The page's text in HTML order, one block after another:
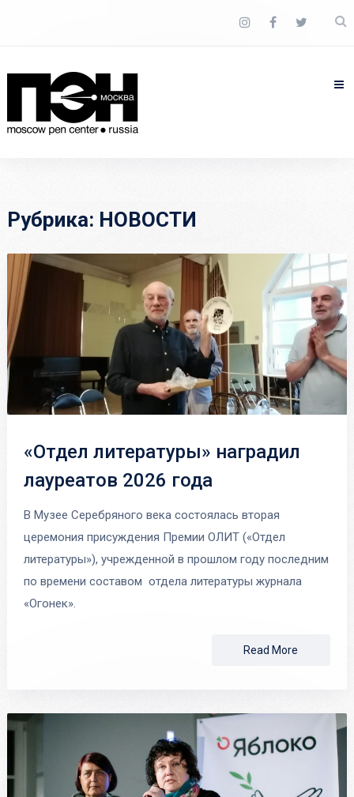
Рубрика: НОВОСТИ
«Отдел литературы» наградил
лауреатов 2026 года
В Музее Серебряного века состоялась вторая
церемония присуждения Премии ОЛИТ («Отдел
литературы»), учрежденной в прошлом году последним
по времени составом отдела литературы журнала
«Огонек».
Read More